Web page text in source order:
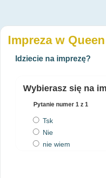
Impreza w
Idziecie na imprezę?
Wybierasz się na
Pytanie numer 1 z 1
Tsk
Nie
nie wiem